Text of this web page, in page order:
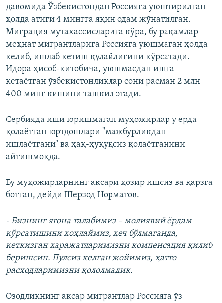
давомида Ўзбекистондан Россияга уюштирилган
ҳолда атиги 4 мингга яқин одам жўнатилган.
Миграция мутахассисларига кўра, бу рақамлар
меҳнат мигрантларига Россияга уюшмаган ҳолда
келиб, ишлаб кетиш қулайлигини кўрсатади.
Идора ҳисоб-китобича, уюшмасдан ишга
кетаётган ўзбекистонликлар сони расман 2 млн
400 минг кишини ташкил этади.
Сербияда иши юришмаган муҳожирлар у ерда
қолаётган юртдошлари "мажбурликдан
ишлаётгани" ва ҳақ-ҳуқуқсиз қолаётганини
айтишмоқда.
Бу муҳожирларнинг аксари ҳозир ишсиз ва қарзга
ботган, дейди Шерзод Норматов.
- Бизнинг ягона талабимиз – молиявий ёрдам
кўрсатишини хоҳлаймиз, ҳеч бўлмаганда,
кеткизган харажатларимизни компенсация қилиб
беришсин. Пулсиз келган жойимиз, ҳатто
расходларимизни қололмадик.
Озодликнинг аксар мигрантлар Россияга ўз